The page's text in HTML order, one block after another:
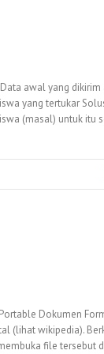
awal yang dikirim
yang tertukar
(masal) untuk itu
Dokumen
(lihat wikipedia).
file tersebut